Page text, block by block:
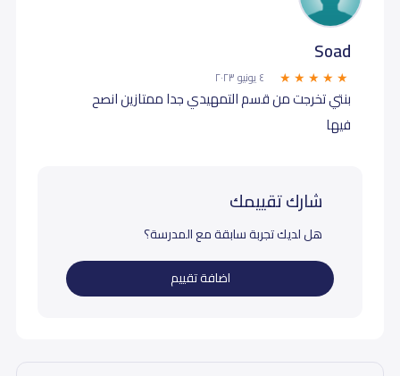
Soad
٤ يونيو ٢٠٢٣
بنتي تخرجت من قسم التمهيدي جدا ممتازين انصح
فيها
شارك تقييمك
هل لديك تجربة سابقة مع المدرسة؟
اضافة تقييم